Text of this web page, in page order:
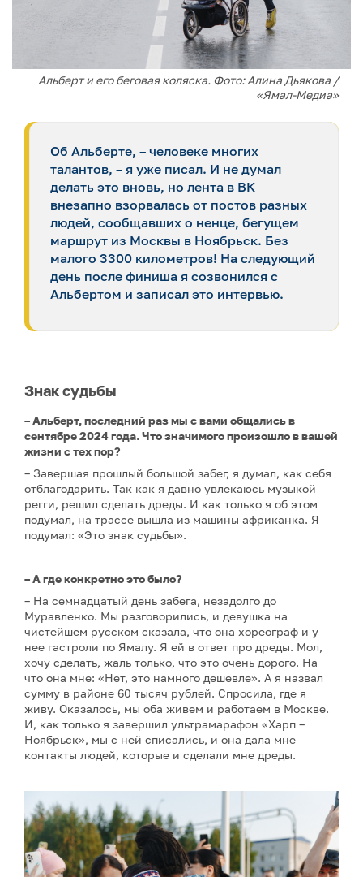
Альберт и его беговая коляска. Фото: Алина Дьякова /
«Ямал-Медиа»
Об Альберте, – человеке многих
талантов, – я уже писал. И не думал
делать это вновь, но лента в ВК
внезапно взорвалась от постов разных
людей, сообщавших о ненце, бегущем
маршрут из Москвы в Ноябрьск. Без
малого 3300 километров! На следующий
день после финиша я созвонился с
Альбертом и записал это интервью.
Знак судьбы
– Альберт, последний раз мы с вами общались в
сентябре 2024 года. Что значимого произошло в вашей
жизни с тех пор?
– Завершая прошлый большой забег, я думал, как себя
отблагодарить. Так как я давно увлекаюсь музыкой
регги, решил сделать дреды. И как только я об этом
подумал, на трассе вышла из машины африканка. Я
подумал: «Это знак судьбы».
– А где конкретно это было?
– На семнадцатый день забега, незадолго до
Муравленко. Мы разговорились, и девушка на
чистейшем русском сказала, что она хореограф и у
нее гастроли по Ямалу. Я ей в ответ про дреды. Мол,
хочу сделать, жаль только, что это очень дорого. На
что она мне: «Нет, это намного дешевле». А я назвал
сумму в районе 60 тысяч рублей. Спросила, где я
живу. Оказалось, мы оба живем и работаем в Москве.
И, как только я завершил ультрамарафон «Харп –
Ноябрьск», мы с ней списались, и она дала мне
контакты людей, которые и сделали мне дреды.